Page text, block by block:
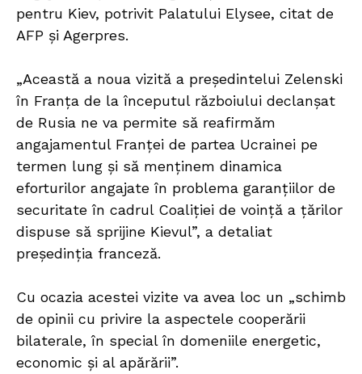
pentru Kiev, potrivit Palatului Elysee, citat de
AFP și Agerpres.
„Această a noua vizită a președintelui Zelenski
în Franța de la începutul războiului declanșat
de Rusia ne va permite să reafirmăm
angajamentul Franței de partea Ucrainei pe
termen lung și să menținem dinamica
eforturilor angajate în problema garanțiilor de
securitate în cadrul Coaliției de voință a țărilor
dispuse să sprijine Kievul”, a detaliat
președinția franceză.
Cu ocazia acestei vizite va avea loc un „schimb
de opinii cu privire la aspectele cooperării
bilaterale, în special în domeniile energetic,
economic și al apărării”.